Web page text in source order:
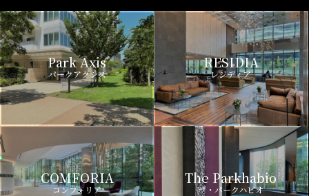
Park Axis
パークアクシス
RESIDIA
レジディア
COMFORIA
コンフォリア
The Parkhabio
ザ・パークハビオ